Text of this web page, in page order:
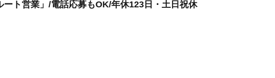
ト営業」/電話応募もOK/年休123日・土日祝休